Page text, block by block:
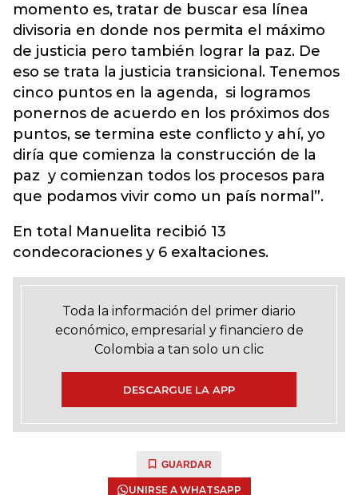
momento es, tratar de buscar esa línea
divisoria en donde nos permita el máximo
de justicia pero también lograr la paz. De
eso se trata la justicia transicional. Tenemos
cinco puntos en la agenda, si logramos
ponernos de acuerdo en los próximos dos
puntos, se termina este conflicto y ahí, yo
diría que comienza la construcción de la
paz y comienzan todos los procesos para
que podamos vivir como un país normal”.
En total Manuelita recibió 13
condecoraciones y 6 exaltaciones.
Toda la información del primer diario
económico, empresarial y financiero de
Colombia a tan solo un clic
DESCARGUE LA APP
GUARDAR
UNIRSE A WHATSAPP